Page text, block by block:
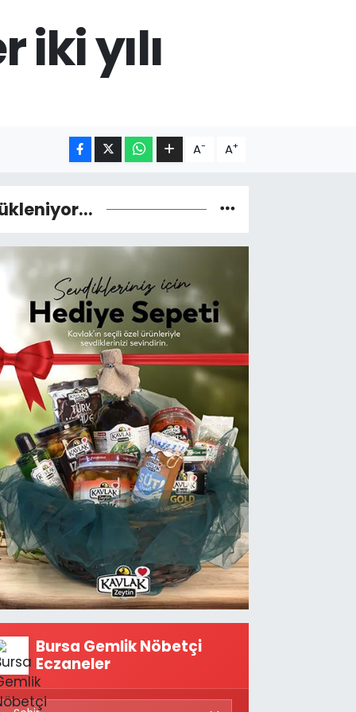
yılı
A- A+
Bursa Gemlik Nöbetçi
Eczaneler